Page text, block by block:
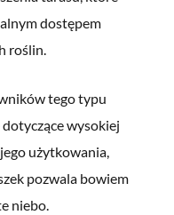
dostępem
roślin.
tego typu
wysokiej
użytkowania,
pozwala bowiem
niebo.